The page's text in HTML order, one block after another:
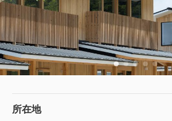
所在地